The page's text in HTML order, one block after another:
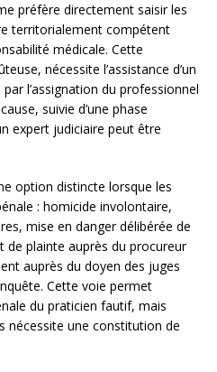
préfère directement saisir les
territorialement compétent
médicale. Cette
nécessite l’assistance d’un
l’assignation du professionnel
suivie d’une phase
expert judiciaire peut être
option distincte lorsque les
: homicide involontaire,
mise en danger délibérée de
de plainte auprès du procureur
auprès du doyen des juges
Cette voie permet
du praticien fautif, mais
nécessite une constitution de